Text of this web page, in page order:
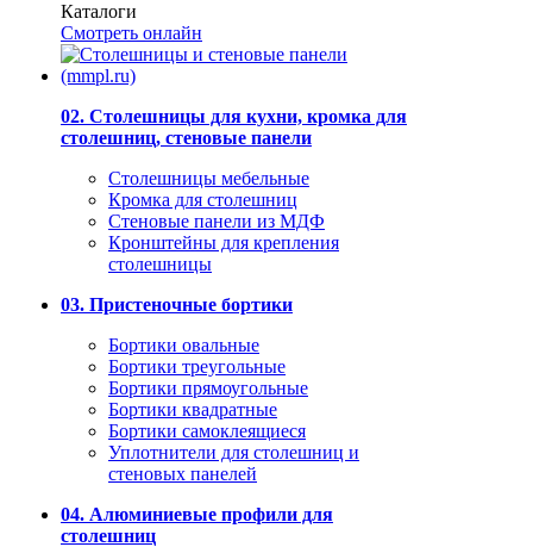
Каталоги
Смотреть онлайн
02. Столешницы для кухни, кромка для
столешниц, стеновые панели
Столешницы мебельные
Кромка для столешниц
Стеновые панели из МДФ
Кронштейны для крепления
столешницы
03. Пристеночные бортики
Бортики овальные
Бортики треугольные
Бортики прямоугольные
Бортики квадратные
Бортики самоклеящиеся
Уплотнители для столешниц и
стеновых панелей
04. Алюминиевые профили для
столешниц